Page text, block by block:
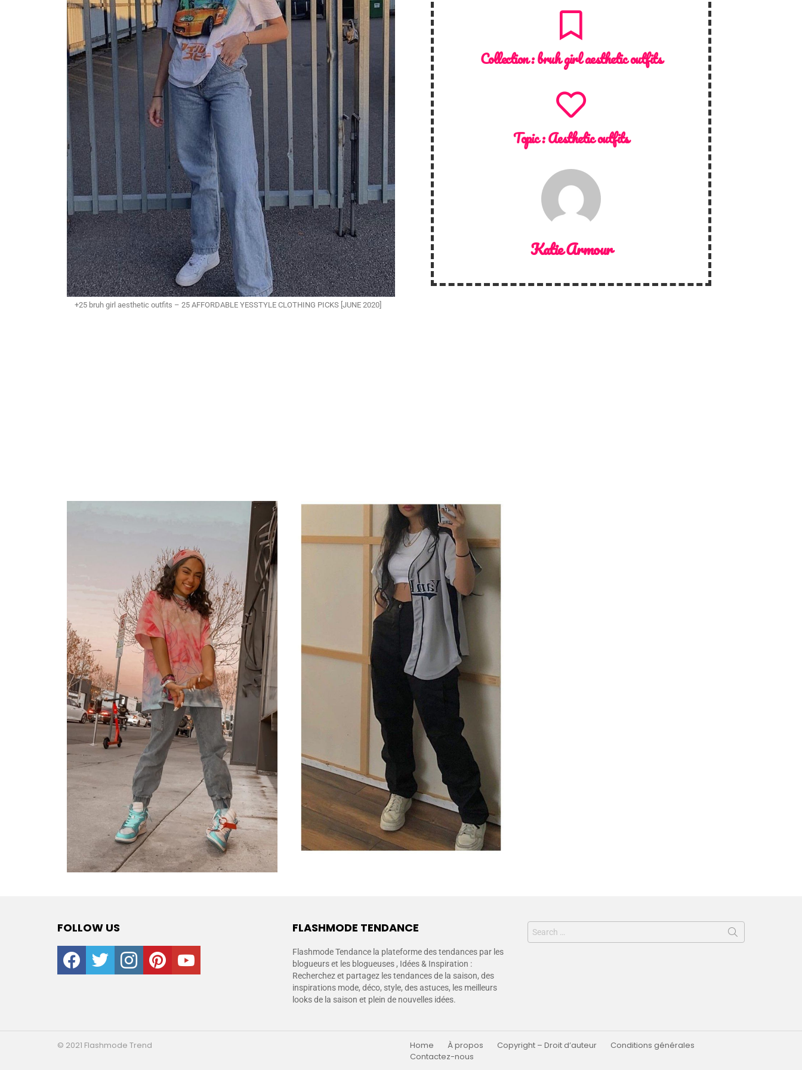
+25 bruh girl aesthetic outfits – 25 AFFORDABLE YESSTYLE CLOTHING PICKS [JUNE 2020]
Collection :bruh girl aesthetic outfits
Topic :Aesthetic outfits
Katie Armour
FOLLOW US
facebooktwitter instagrampinterestyoutube
FLASHMODE TENDANCE
Flashmode Tendance la plateforme des tendances par les
blogueurs et les blogueuses , Idées & Inspiration :
Recherchez et partagez les tendances de la saison, des
inspirations mode, déco, style, des astuces, les meilleurs
looks de la saison et plein de nouvelles idées.
© 2021 Flashmode Trend Home À propos Copyright – Droit d’auteur
Conditions générales
Contactez-nous